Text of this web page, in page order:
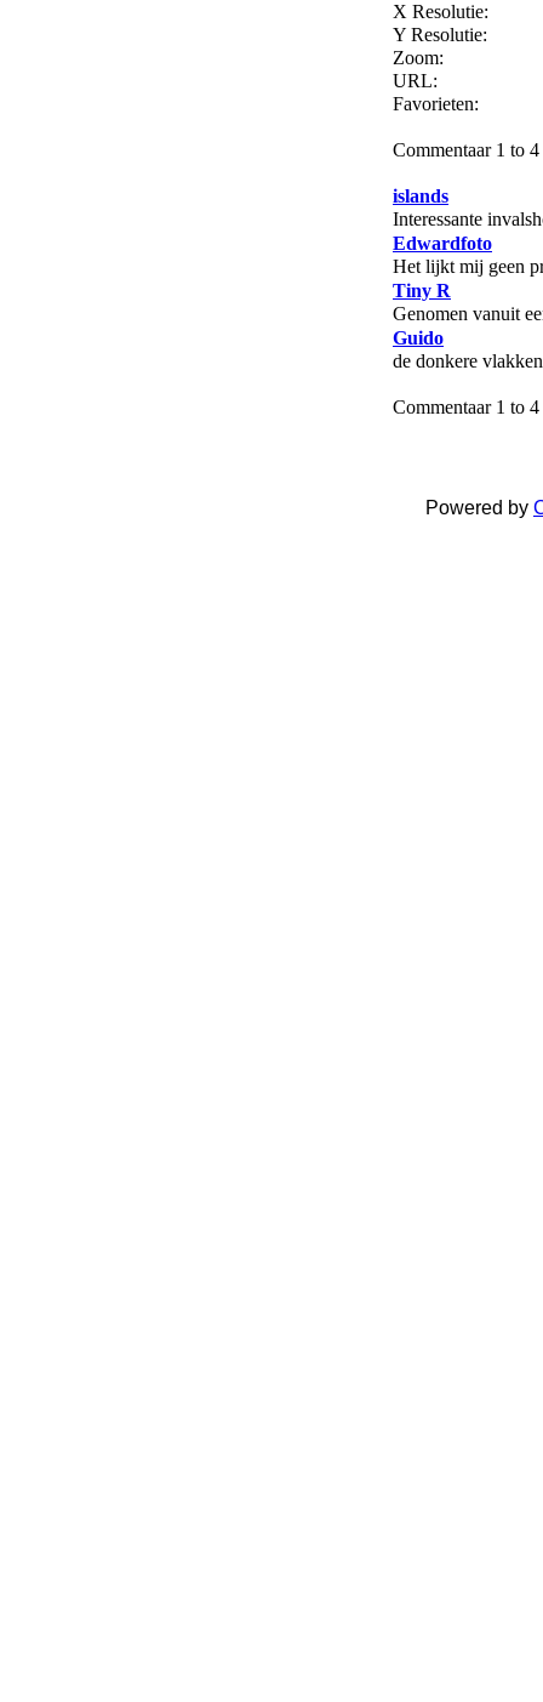
X Resolutie:
Y Resolutie:
Zoom:
URL:
Favorieten:
Commentaar 1 to
islands
Interessante
Edwardfoto
Het lijkt mij geen
Tiny R
Genomen vanuit
Guido
de donkere
Commentaar 1 to
Powered by